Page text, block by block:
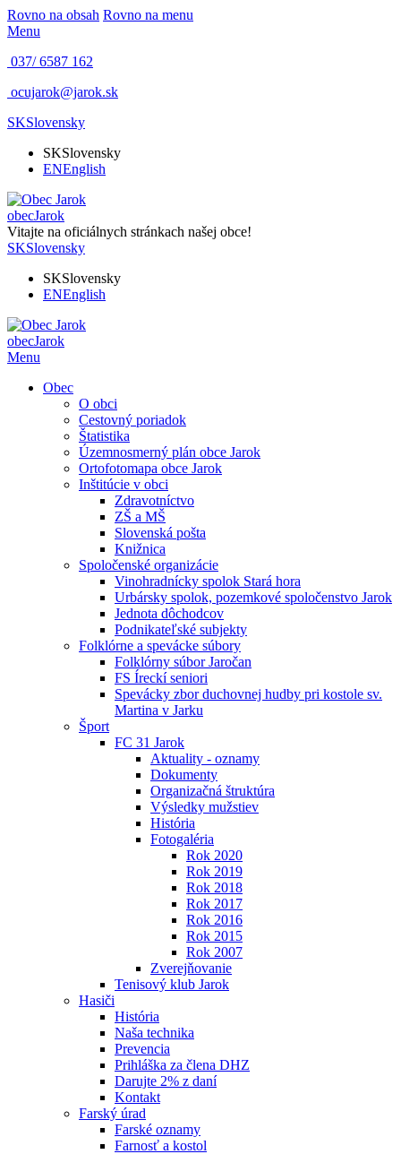
Rovno na obsah Rovno na menu
Menu
037/ 6587 162
ocujarok@jarok.sk
SKSlovensky
SKSlovensky
ENEnglish
obecJarok
Vitajte na oficiálnych stránkach našej obce!
SKSlovensky
SKSlovensky
ENEnglish
obecJarok
Menu
Obec
O obci
Cestovný poriadok
Štatistika
Územnosmerný plán obce Jarok
Ortofotomapa obce Jarok
Inštitúcie v obci
Zdravotníctvo
ZŠ a MŠ
Slovenská pošta
Knižnica
Spoločenské organizácie
Vinohradnícky spolok Stará hora
Urbársky spolok, pozemkové spoločenstvo Jarok
Jednota dôchodcov
Podnikateľské subjekty
Folklórne a spevácke súbory
Folklórny súbor Jaročan
FS Íreckí seniori
Spevácky zbor duchovnej hudby pri kostole sv.
Martina v Jarku
Šport
FC 31 Jarok
Aktuality - oznamy
Dokumenty
Organizačná štruktúra
Výsledky mužstiev
História
Fotogaléria
Rok 2020
Rok 2019
Rok 2018
Rok 2017
Rok 2016
Rok 2015
Rok 2007
Zverejňovanie
Tenisový klub Jarok
Hasiči
História
Naša technika
Prevencia
Prihláška za člena DHZ
Darujte 2% z daní
Kontakt
Farský úrad
Farské oznamy
Farnosť a kostol